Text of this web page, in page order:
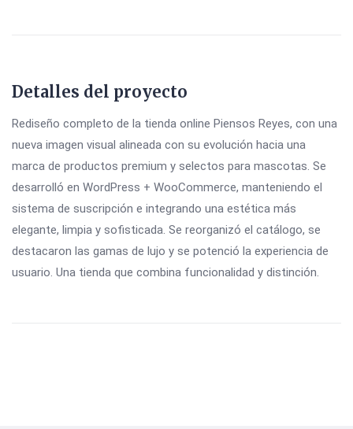
Detalles del proyecto
Rediseño completo de la tienda online Piensos Reyes, con una
nueva imagen visual alineada con su evolución hacia una
marca de productos premium y selectos para mascotas. Se
desarrolló en WordPress + WooCommerce, manteniendo el
sistema de suscripción e integrando una estética más
elegante, limpia y sofisticada. Se reorganizó el catálogo, se
destacaron las gamas de lujo y se potenció la experiencia de
usuario. Una tienda que combina funcionalidad y distinción.